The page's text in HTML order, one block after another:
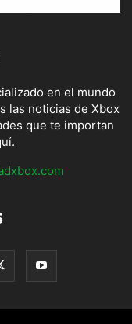
en el mundo
las noticias de Xbox
que te importan